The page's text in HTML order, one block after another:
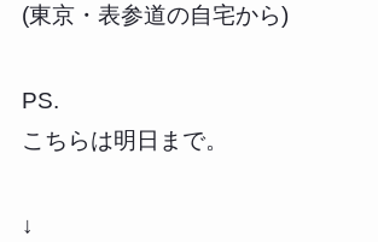
(東京・表参道の自宅から)
PS.
こちらは明日まで。
↓